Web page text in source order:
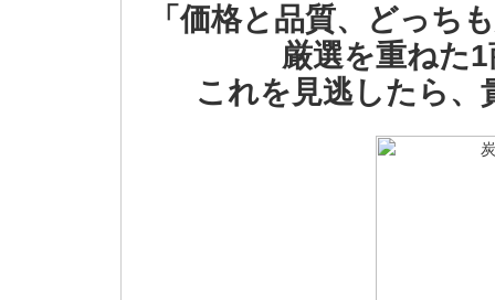
「価格と品質、どっち
厳選を重ねた
これを見逃したら、